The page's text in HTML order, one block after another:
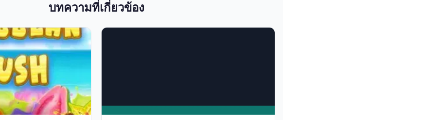
บทความที่เกี่ยวข้อง